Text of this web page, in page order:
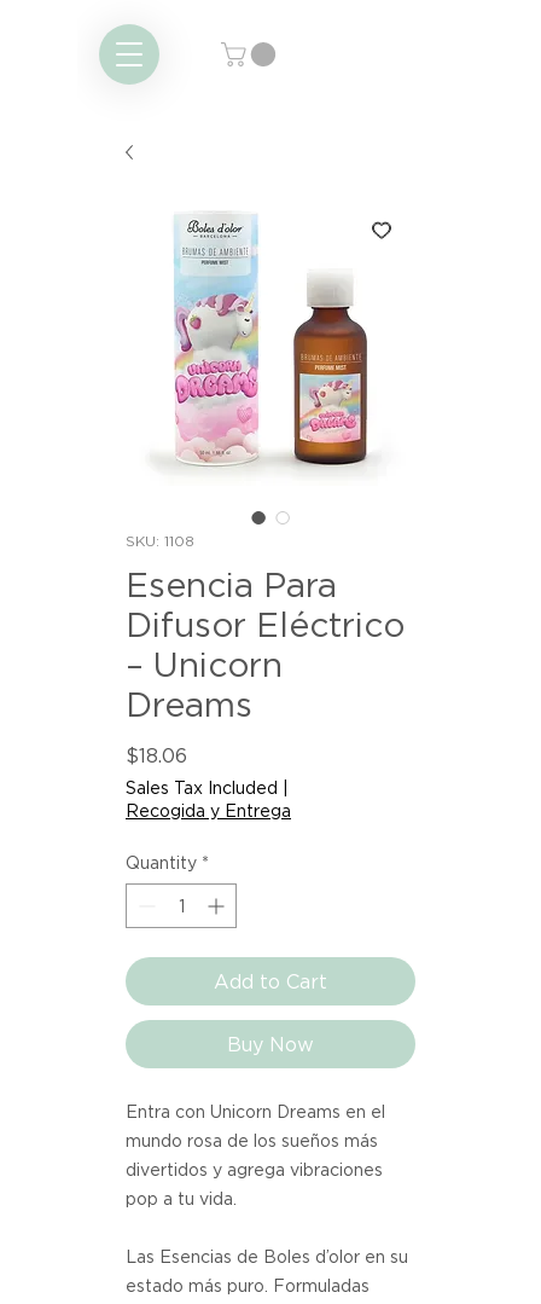
SKU: 1108
Esencia Para
Difusor Eléctrico
– Unicorn
Dreams
$18.06
Sales Tax Included
Recogida y Entrega
Quantity *
Add to Cart
Buy Now
Entra con Unicorn Dreams en el
mundo rosa de los sueños más
divertidos y agrega vibraciones
pop a tu vida.
Las Esencias de Boles d’olor en su
estado más puro. Formuladas